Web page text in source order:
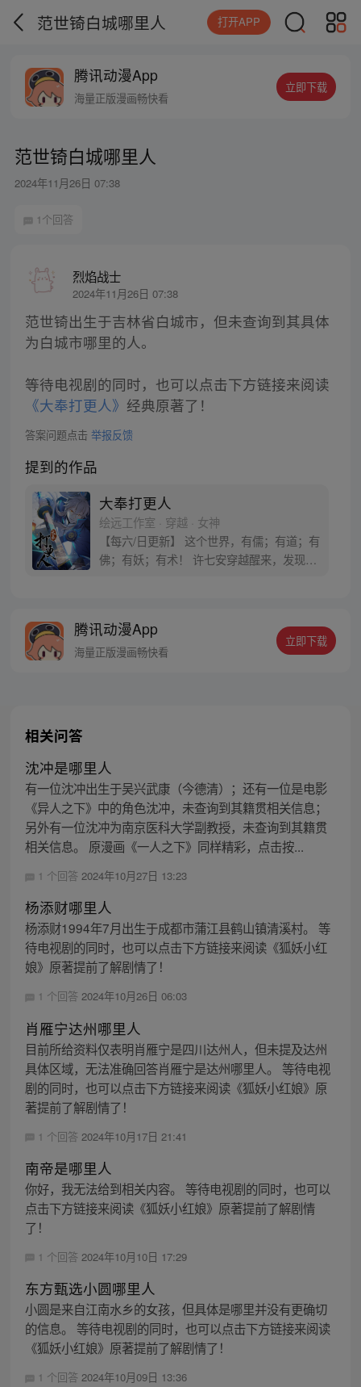
范世锜白城哪里人 打开APP
腾讯动漫App
海量正版漫画畅快看
立即下载
范世锜白城哪里人
2024年11月26日 07:38
1个回答
烈焰战士
2024年11月26日 07:38
范世锜出生于吉林省白城市，但未查询到其具体
为白城市哪里的人。
等待电视剧的同时，也可以点击下方链接来阅读
《大奉打更人》 经典原著了！
答案问题点击 举报反馈
提到的作品
大奉打更人
绘远工作室 · 穿越 · 女神
【每六/日更新】 这个世界，有儒；有道；有
佛；有妖；有术！ 许七安穿越醒来，发现自
者卖报小郎君同名小说 QQ群号：
799493374
腾讯动漫App
海量正版漫画畅快看
立即下载
相关问答
沈冲是哪里人
有一位沈冲出生于吴兴武康（今德清）；还有一位是电影
《异人之下》中的角色沈冲，未查询到其籍贯相关信息；
另外有一位沈冲为南京医科大学副教授，未查询到其籍贯
相关信息。 原漫画《一人之下》同样精彩，点击按...
1 个回答 2024年10月27日 13:23
杨添财哪里人
杨添财1994年7月出生于成都市蒲江县鹤山镇清溪村。 等
待电视剧的同时，也可以点击下方链接来阅读《狐妖小红
娘》原著提前了解剧情了！
1 个回答 2024年10月26日 06:03
肖雁宁达州哪里人
目前所给资料仅表明肖雁宁是四川达州人，但未提及达州
具体区域，无法准确回答肖雁宁是达州哪里人。 等待电视
剧的同时，也可以点击下方链接来阅读《狐妖小红娘》原
著提前了解剧情了！
1 个回答 2024年10月17日 21:41
南帝是哪里人
你好，我无法给到相关内容。 等待电视剧的同时，也可以
点击下方链接来阅读《狐妖小红娘》原著提前了解剧情
了！
1 个回答 2024年10月10日 17:29
东方甄选小圆哪里人
小圆是来自江南水乡的女孩，但具体是哪里并没有更确切
的信息。 等待电视剧的同时，也可以点击下方链接来阅读
《狐妖小红娘》原著提前了解剧情了！
1 个回答 2024年10月09日 13:36